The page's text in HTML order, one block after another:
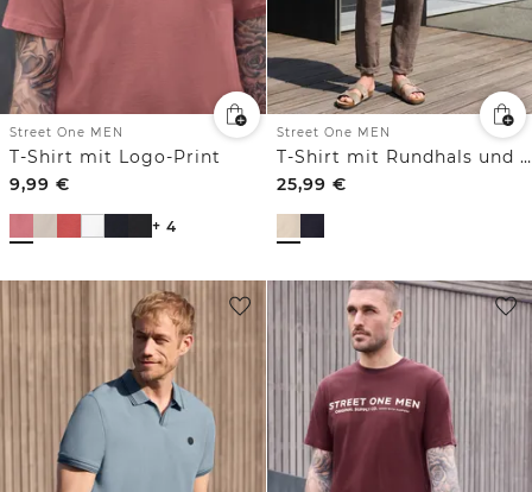
Street One MEN
T-Shirt mit Logo-Print
9,99 €
+ 4
Street One MEN
T-Shirt mit Rundhals und Strickstruktur
25,99 €